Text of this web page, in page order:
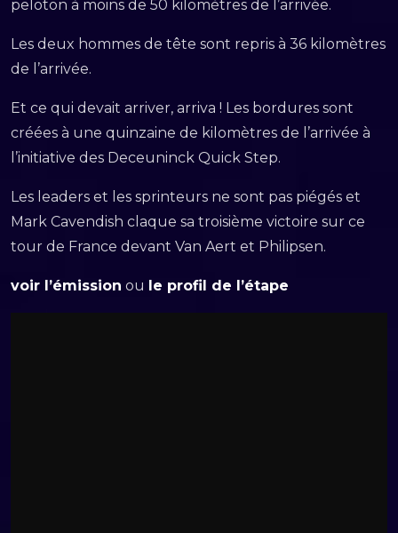
peloton à moins de 50 kilomètres de l’arrivée.
Les deux hommes de tête sont repris à 36 kilomètres
de l’arrivée.
Et ce qui devait arriver, arriva ! Les bordures sont
créées à une quinzaine de kilomètres de l’arrivée à
l’initiative des Deceuninck Quick Step.
Les leaders et les sprinteurs ne sont pas piégés et
Mark Cavendish claque sa troisième victoire sur ce
tour de France devant Van Aert et Philipsen.
voir l’émission ou le profil de l’étape